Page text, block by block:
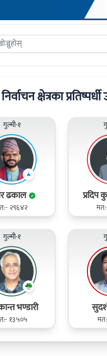
क्षेत्रका
गुल्मी-१
ढकाल
२९६४२
प्रदिप
गुल्मी-१
भण्डारी
१३५०५